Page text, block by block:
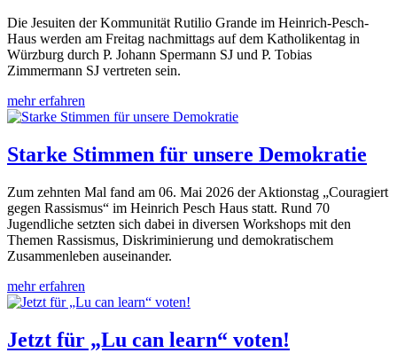
Die Jesuiten der Kommunität Rutilio Grande im Heinrich-Pesch-
Haus werden am Freitag nachmittags auf dem Katholikentag in
Würzburg durch P. Johann Spermann SJ und P. Tobias
Zimmermann SJ vertreten sein.
mehr erfahren
Starke Stimmen für unsere Demokratie
Zum zehnten Mal fand am 06. Mai 2026 der Aktionstag „Couragiert
gegen Rassismus“ im Heinrich Pesch Haus statt. Rund 70
Jugendliche setzten sich dabei in diversen Workshops mit den
Themen Rassismus, Diskriminierung und demokratischem
Zusammenleben auseinander.
mehr erfahren
Jetzt für „Lu can learn“ voten!